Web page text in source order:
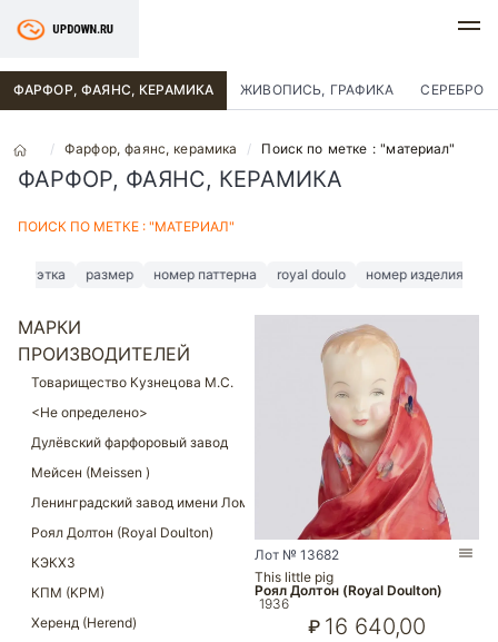
ФАРФОР, ФАЯНС, КЕРАМИКА ЖИВОПИСЬ, ГРАФИКА СЕРЕБРО
Фарфор, фаянс, керамика Поиск по метке : "материал"
ФАРФОР, ФАЯНС, КЕРАМИКА
ПОИСК ПО МЕТКЕ : "МАТЕРИАЛ"
размер номер паттерна royal doulo номер изделия
МАРКИ
ПРОИЗВОДИТЕЛЕЙ
Лот № 13682
This little pig
Роял Долтон (Royal Doulton)
1936
₽ 16 640,00